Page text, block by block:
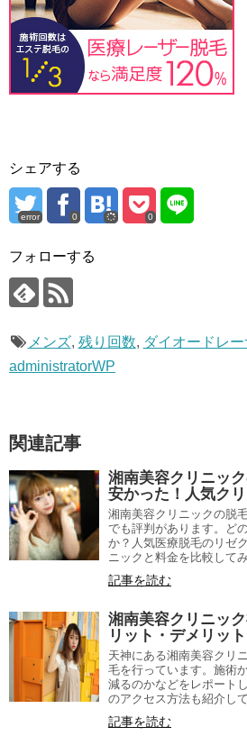
シェアする
error 0 0
フォローする
メンズ, 残り回数, ダイオードレー
administratorWP
関連記事
湘南美容クリニッ
安かった！人気ク
湘南美容クリニックの脱
でも評判があります。ど
か？人気医療脱毛のリゼ
ニックと料金を比較して
記事を読む
湘南美容クリニッ
リット・デメリッ
天神にある湘南美容クリ
毛を行っています。施術
減るのかなどをレポート
のアクセス方法も紹介して
記事を読む